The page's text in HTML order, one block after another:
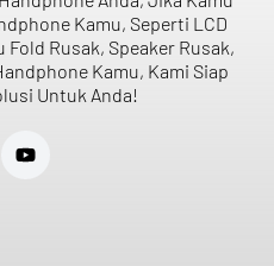
Kamu, Seperti LCD
Rusak, Speaker Rusak,
Kamu, Kami Siap
Untuk Anda!